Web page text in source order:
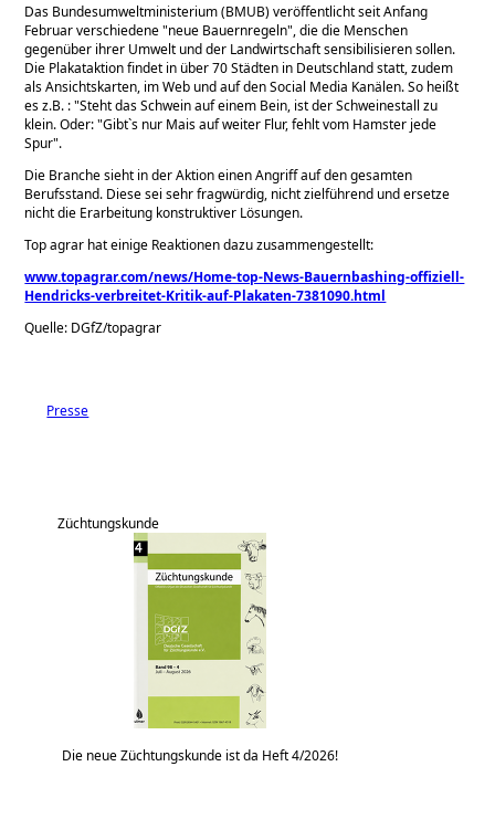
Das Bundesumweltministerium (BMUB) veröffentlicht seit Anfang
Februar verschiedene neue Bauernregeln , die die Menschen
gegenüber ihrer Umwelt und der Landwirtschaft sensibilisieren sollen.
Die Plakataktion findet in über 70 Städten in Deutschland statt, zudem
als Ansichtskarten, im Web und auf den Social Media Kanälen. So heißt
es z.B. : Steht das Schwein auf einem Bein, ist der Schweinestall zu
klein. Oder: Gibt`s nur Mais auf weiter Flur, fehlt vom Hamster jede
Spur".
Die Branche sieht in der Aktion einen Angriff auf den gesamten
Berufsstand. Diese sei sehr fragwürdig, nicht zielführend und ersetze
nicht die Erarbeitung konstruktiver Lösungen.
Top agrar hat einige Reaktionen dazu zusammengestellt:
www.topagrar.com/news/Home-top-News-Bauernbashing-offiziell-
Hendricks-verbreitet-Kritik-auf-Plakaten-7381090.html
Quelle: DGfZ/topagrar
Presse
Züchtungskunde
Die neue Züchtungskunde ist da Heft 4/2026!